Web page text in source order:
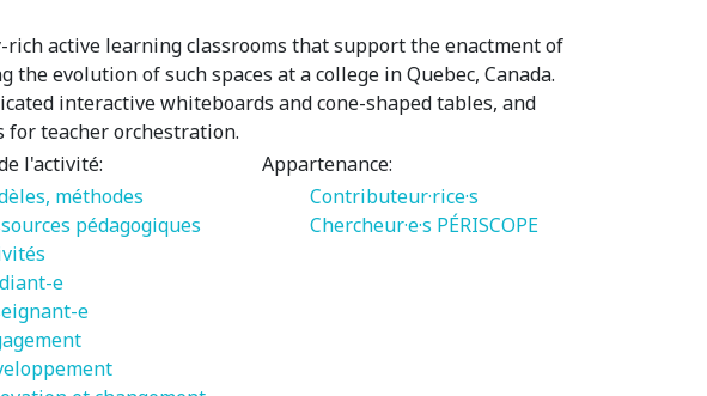
active learning classrooms that support the enactment of
evolution of such spaces at a college in Quebec, Canada.
interactive whiteboards and cone-shaped tables, and
teacher orchestration.
l'activité:
méthodes
pédagogiques
e
e
Appartenance:
Contributeur·rice·s
Chercheur·e·s PÉRISCOPE